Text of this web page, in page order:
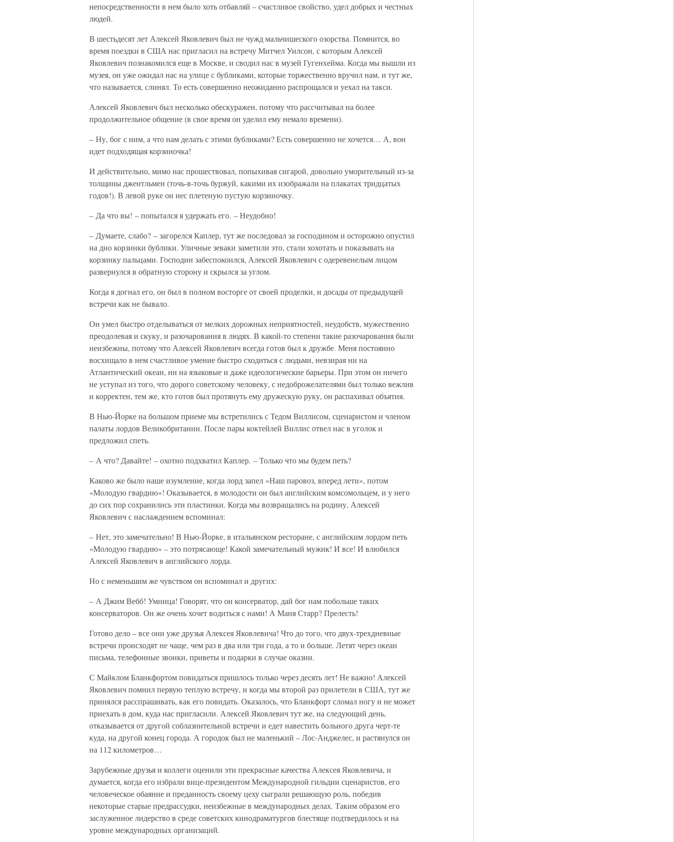
непосредственности в нем было хоть отбавляй – счастливое свойство, удел добрых и честных
людей.
В шестьдесят лет Алексей Яковлевич был не чужд мальчишеского озорства. Помнится, во
время поездки в США нас пригласил на встречу Митчел Уилсон, с которым Алексей
Яковлевич познакомился еще в Москве, и сводил нас в музей Гугенхейма. Когда мы вышли из
музея, он уже ожидал нас на улице с бубликами, которые торжественно вручил нам, и тут же,
что называется, слинял. То есть совершенно неожиданно распрощался и уехал на такси.
Алексей Яковлевич был несколько обескуражен, потому что рассчитывал на более
продолжительное общение (в свое время он уделил ему немало времени).
– Ну, бог с ним, а что нам делать с этими бубликами? Есть совершенно не хочется… А, вон
идет подходящая корзиночка!
И действительно, мимо нас прошествовал, попыхивая сигарой, довольно уморительный из-за
толщины джентльмен (точь-в-точь буржуй, какими их изображали на плакатах тридцатых
годов!). В левой руке он нес плетеную пустую корзиночку.
– Да что вы! – попытался я удержать его. – Неудобно!
– Думаете, слабо? – загорелся Каплер, тут же последовал за господином и осторожно опустил
на дно корзинки бублики. Уличные зеваки заметили это, стали хохотать и показывать на
корзинку пальцами. Господин забеспокоился, Алексей Яковлевич с одеревенелым лицом
развернулся в обратную сторону и скрылся за углом.
Когда я догнал его, он был в полном восторге от своей проделки, и досады от предыдущей
встречи как не бывало.
Он умел быстро отделываться от мелких дорожных неприятностей, неудобств, мужественно
преодолевая и скуку, и разочарования в людях. В какой-то степени такие разочарования были
неизбежны, потому что Алексей Яковлевич всегда готов был к дружбе. Меня постоянно
восхищало в нем счастливое умение быстро сходиться с людьми, невзирая ни на
Атлантический океан, ни на языковые и даже идеологические барьеры. При этом он ничего
не уступал из того, что дорого советскому человеку, с недоброжелателями был только вежлив
и корректен, тем же, кто готов был протянуть ему дружескую руку, он распахивал объятия.
В Нью-Йорке на большом приеме мы встретились с Тедом Виллисом, сценаристом и членом
палаты лордов Великобритании. После пары коктейлей Виллис отвел нас в уголок и
предложил спеть.
– А что? Давайте! – охотно подхватил Каплер. – Только что мы будем петь?
Каково же было наше изумление, когда лорд запел «Наш паровоз, вперед лети», потом
«Молодую гвардию»! Оказывается, в молодости он был английским комсомольцем, и у него
до сих пор сохранились эти пластинки. Когда мы возвращались на родину, Алексей
Яковлевич с наслаждением вспоминал:
– Нет, это замечательно! В Нью-Йорке, в итальянском ресторане, с английским лордом петь
«Молодую гвардию» – это потрясающе! Какой замечательный мужик! И все! И влюбился
Алексей Яковлевич в английского лорда.
Но с неменьшим же чувством он вспоминал и других:
– А Джим Вебб! Умница! Говорят, что он консерватор, дай бог нам побольше таких
консерваторов. Он же очень хочет водиться с нами! А Маня Старр? Прелесть!
Готово дело – все они уже друзья Алексея Яковлевича! Что до того, что двух-трехдневные
встречи происходят не чаще, чем раз в два или три года, а то и больше. Летят через океан
письма, телефонные звонки, приветы и подарки в случае оказии.
С Майклом Бланкфортом повидаться пришлось только через десять лет! Не важно! Алексей
Яковлевич помнил первую теплую встречу, и когда мы второй раз прилетели в США, тут же
принялся расспрашивать, как его повидать. Оказалось, что Бланкфорт сломал ногу и не может
приехать в дом, куда нас пригласили. Алексей Яковлевич тут же, на следующий день,
отказывается от другой соблазнительной встречи и едет навестить больного друга черт-те
куда, на другой конец города. А городок был не маленький – Лос-Анджелес, и растянулся он
на 112 километров…
Зарубежные друзья и коллеги оценили эти прекрасные качества Алексея Яковлевича, и
думается, когда его избрали вице-президентом Международной гильдии сценаристов, его
человеческое обаяние и преданность своему цеху сыграли решающую роль, победив
некоторые старые предрассудки, неизбежные в международных делах. Таким образом его
заслуженное лидерство в среде советских кинодраматургов блестяще подтвердилось и на
уровне международных организаций.